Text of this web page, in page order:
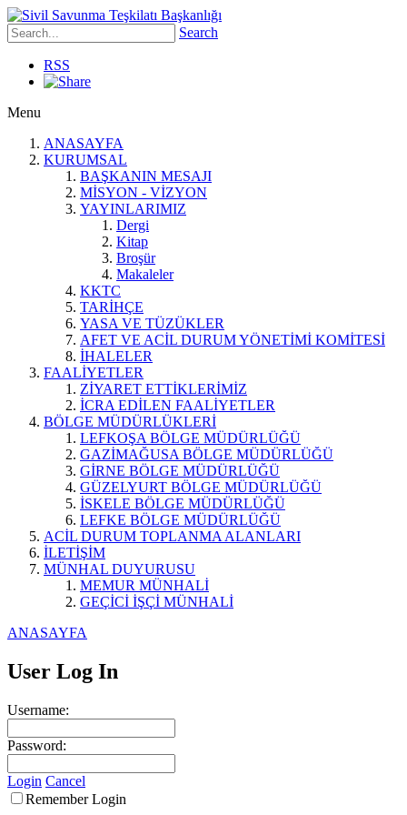
Search
RSS
Menu
ANASAYFA
KURUMSAL
BAŞKANIN MESAJI
MİSYON - VİZYON
YAYINLARIMIZ
Dergi
Kitap
Broşür
Makaleler
KKTC
TARİHÇE
YASA VE TÜZÜKLER
AFET VE ACİL DURUM YÖNETİMİ KOMİTESİ
İHALELER
FAALİYETLER
ZİYARET ETTİKLERİMİZ
İCRA EDİLEN FAALİYETLER
BÖLGE MÜDÜRLÜKLERİ
LEFKOŞA BÖLGE MÜDÜRLÜĞÜ
GAZİMAĞUSA BÖLGE MÜDÜRLÜĞÜ
GİRNE BÖLGE MÜDÜRLÜĞÜ
GÜZELYURT BÖLGE MÜDÜRLÜĞÜ
İSKELE BÖLGE MÜDÜRLÜĞÜ
LEFKE BÖLGE MÜDÜRLÜĞÜ
ACİL DURUM TOPLANMA ALANLARI
İLETİŞİM
MÜNHAL DUYURUSU
MEMUR MÜNHALİ
GEÇİCİ İŞÇİ MÜNHALİ
ANASAYFA
User Log In
Username:
Password:
Login Cancel
Remember Login